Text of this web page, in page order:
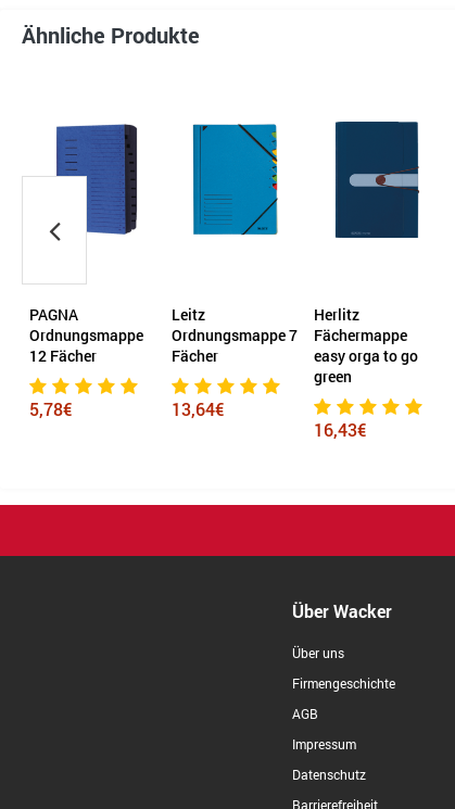
Ähnliche Produkte
PAGNA
Ordnungsmappe
12 Fächer
5,78€
Leitz
Ordnungsmappe 7
Fächer
13,64€
Herlitz
Fächermappe
easy orga to go
green
16,43€
Über Wacker
Über uns
Firmengeschichte
AGB
Impressum
Datenschutz
Barrierefreiheit